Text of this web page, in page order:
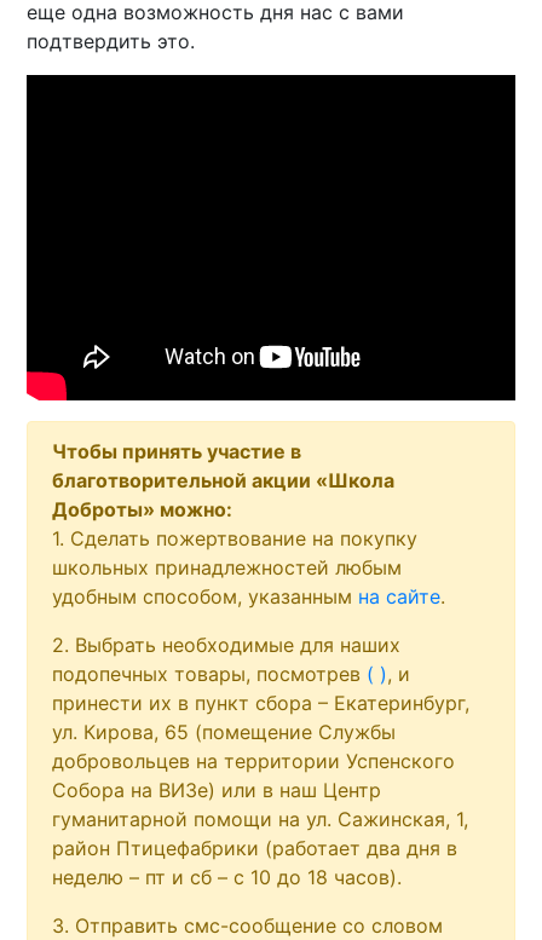
еще одна возможность дня нас с вами
подтвердить это.
Чтобы принять участие в
благотворительной акции «Школа
Доброты» можно:
1. Сделать пожертвование на покупку
школьных принадлежностей любым
удобным способом, указанным на сайте.
2. Выбрать необходимые для наших
подопечных товары, посмотрев ( ), и
принести их в пункт сбора – Екатеринбург,
ул. Кирова, 65 (помещение Службы
добровольцев на территории Успенского
Собора на ВИЗе) или в наш Центр
гуманитарной помощи на ул. Сажинская, 1,
район Птицефабрики (работает два дня в
неделю – пт и сб – с 10 до 18 часов).
3. Отправить смс-сообщение со словом